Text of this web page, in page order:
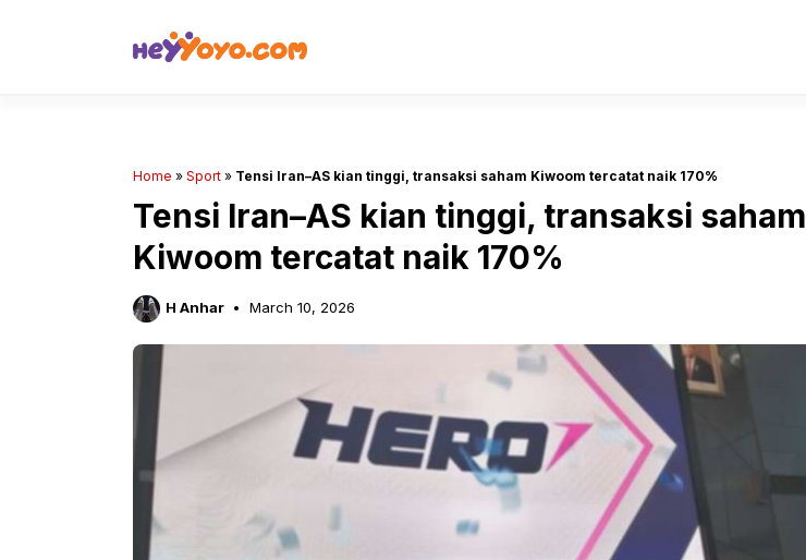
Home » Sport » Tensi Iran–AS kian tinggi, transaksi saham Kiwoom tercatat naik 170%
Tensi Iran–AS kian tinggi, transaksi saham
Kiwoom tercatat naik 170%
H Anhar March 10, 2026